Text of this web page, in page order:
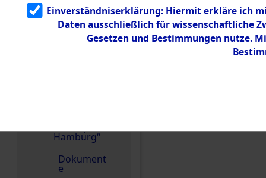
1.2.9.3
Effekten aus
dem KZ
Neuengamm
Hamburg“
Dokument
e
Einverständniserklärung: Hiermit erkläre ich
Daten ausschließlich für wissenschaftliche
Gesetzen und Bestimmungen nutze.